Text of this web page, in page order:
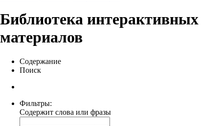
Библиотека интерактивных
материалов
Содержание
Поиск
Фильтры:
Содержит слова или фразы